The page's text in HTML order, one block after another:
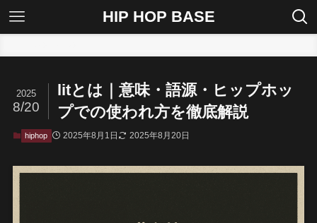
HIP HOP BASE
litとは｜意味・語源・ヒップホッ
プでの使われ方を徹底解説
2025
8/20
hiphop 2025年8月1日 2025年8月20日